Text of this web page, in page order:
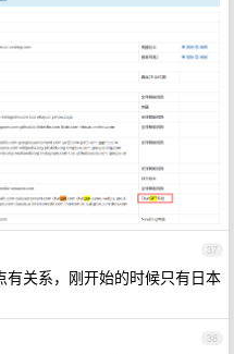
37
有关系，刚开始的时候只有日本
38